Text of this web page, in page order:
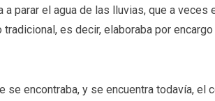
a parar el agua de las lluvias, que a veces
es decir, elaboraba por
se encontraba, y se encuentra todavía, el